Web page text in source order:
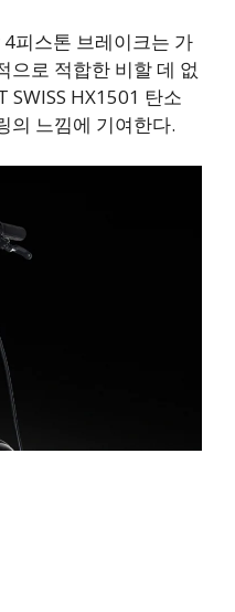
피스톤 브레이크는 가
으로 적합한 비할 데 없
SWISS HX1501 탄소
의 느낌에 기여한다.